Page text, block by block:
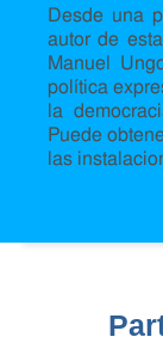
Desde una
autor de
Manuel
política
la
Puede
las